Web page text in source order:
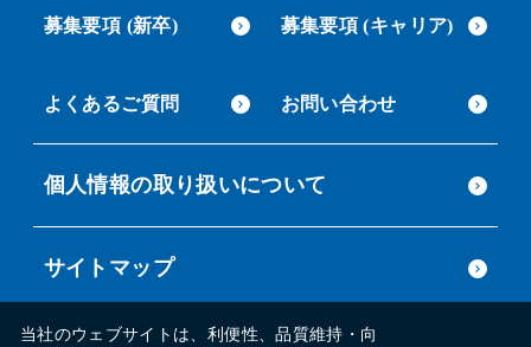
募集要項 (新卒) 募集要項 (キャリア)
よくあるご質問 お問い合わせ
個人情報の取り扱いについて
サイトマップ
当社のウェブサイトは、利便性、品質維持・向